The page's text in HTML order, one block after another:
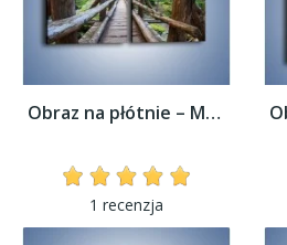
Obraz na płótnie – Mostek z drewnianych...
1 recenzja